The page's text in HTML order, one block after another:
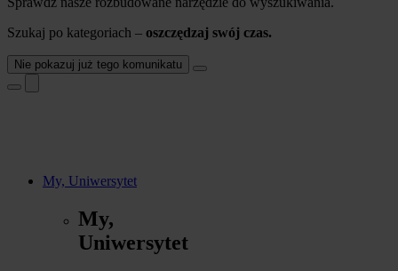
Szukaj po kategoriach – oszczędzaj swój czas.
Nie pokazuj już tego komunikatu
My, Uniwersytet
My,
Uniwersytet